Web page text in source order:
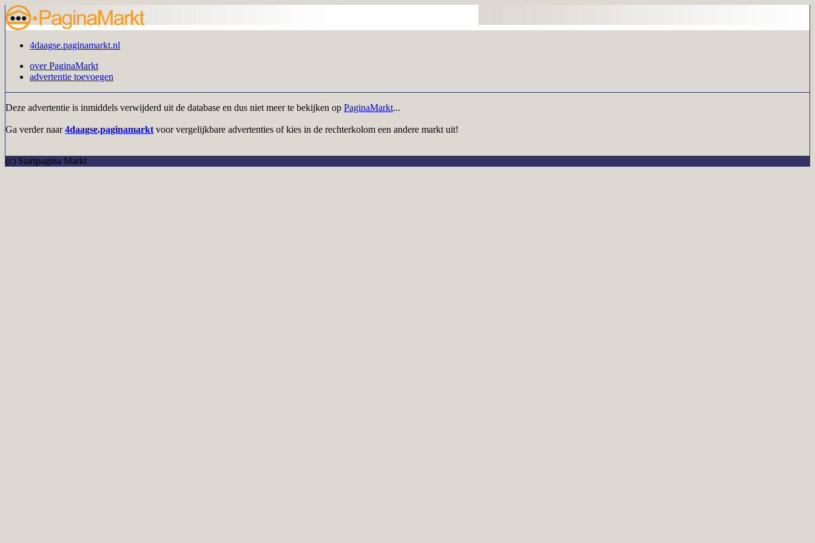
4daagse.paginamarkt.nl
over PaginaMarkt
advertentie toevoegen
Deze advertentie is inmiddels verwijderd uit de database en dus niet meer te bekijken op PaginaMarkt...
Ga verder naar4daagse.paginamarkt voor vergelijkbare advertenties of kies in de rechterkolom een andere markt uit!
(c) Startpagina Markt